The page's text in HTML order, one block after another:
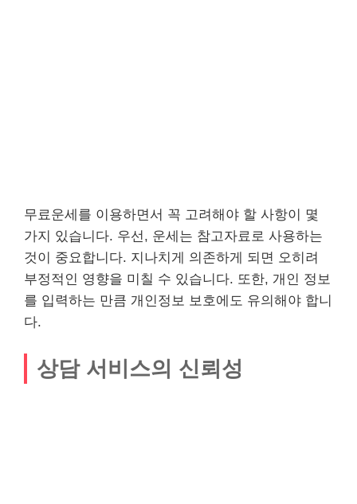
무료운세를 이용하면서 꼭 고려해야 할 사항이 몇
가지 있습니다. 우선, 운세는 참고자료로 사용하는
것이 중요합니다. 지나치게 의존하게 되면 오히려
부정적인 영향을 미칠 수 있습니다. 또한, 개인 정보
를 입력하는 만큼 개인정보 보호에도 유의해야 합니
다.
상담 서비스의 신뢰성